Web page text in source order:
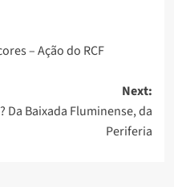
– Ação do RCF
Next:
Da Baixada Fluminense, da
Periferia